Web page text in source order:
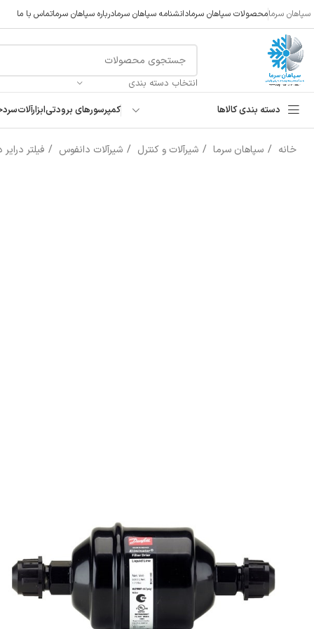
سپاهان سرمامحصولات سپاهان سرمادانشنامه سپاهان سرمادرباره سپاهان سرماتماس با ما
انتخاب دسته بندی
دسته بندی کالاها کمپرسورهای برودتیابزارآلات
خانه سپاهان سرما شیرآلات و کنترل شیرآلات دانفوس فیلتر